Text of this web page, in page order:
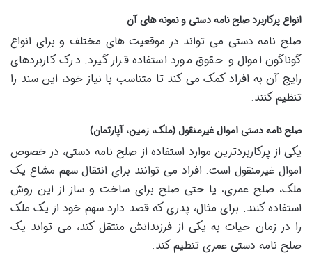
انواع پرکاربرد صلح نامه دستی و نمونه های آن
صلح نامه دستی می تواند در موقعیت های مختلف و برای انواع
گوناگون اموال و حقوق مورد استفاده قرار گیرد. درک کاربردهای
رایج آن به افراد کمک می کند تا متناسب با نیاز خود، این سند را
تنظیم کنند.
صلح نامه دستی اموال غیرمنقول (ملک، زمین، آپارتمان)
یکی از پرکاربردترین موارد استفاده از صلح نامه دستی، در خصوص
اموال غیرمنقول است. افراد می توانند برای انتقال سهم مشاع یک
ملک، صلح عمری، یا حتی صلح برای ساخت و ساز از این روش
استفاده کنند. برای مثال، پدری که قصد دارد سهم خود از یک ملک
را در زمان حیات به یکی از فرزندانش منتقل کند، می تواند یک
صلح نامه دستی عمری تنظیم کند.